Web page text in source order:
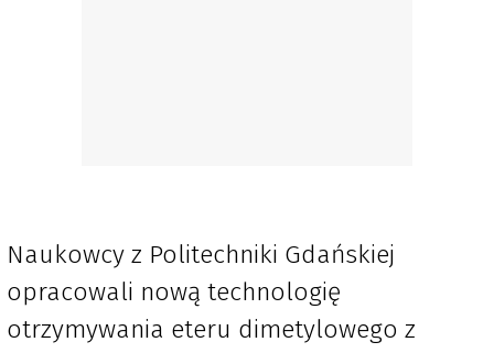
Naukowcy z Politechniki Gdańskiej
opracowali nową technologię
otrzymywania eteru dimetylowego z